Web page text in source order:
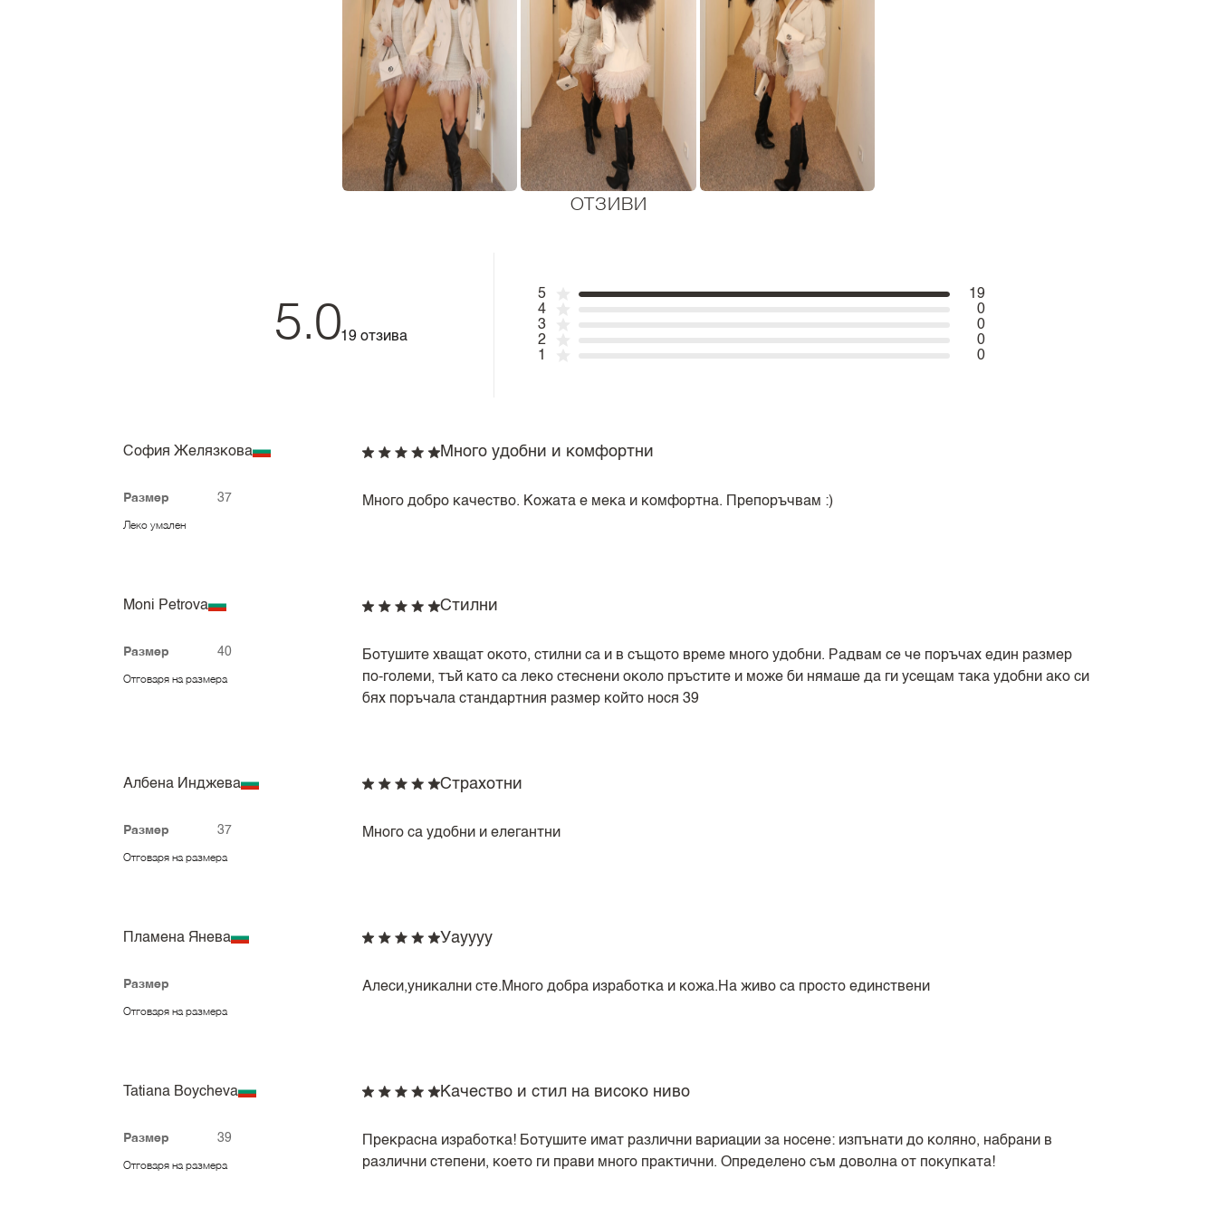
ОТЗИВИ
5.019 отзива
5
19
4
0
3
0
2
0
1
0
София Желязкова
Размер 37
Леко умален
Много удобни и комфортни
Много добро качество. Кожата е мека и комфортна. Препоръчвам :)
Moni Petrova
Размер 40
Отговаря на размера
Стилни
Ботушите хващат окото, стилни са и в същото време много удобни. Радвам се че поръчах един размер
по-големи, тъй като са леко стеснени около пръстите и може би нямаше да ги усещам така удобни ако си
бях поръчала стандартния размер който нося 39
Албена Инджева
Размер 37
Отговаря на размера
Страхотни
Много са удобни и елегантни
Пламена Янева
Размер
Отговаря на размера
Уауууу
Алеси,уникални сте.Много добра изработка и кожа.На живо са просто единствени
Tatiana Boycheva
Размер 39
Отговаря на размера
Качество и стил на високо ниво
Прекрасна изработка! Ботушите имат различни вариации за носене: изпънати до коляно, набрани в
различни степени, което ги прави много практични. Определено съм доволна от покупката!